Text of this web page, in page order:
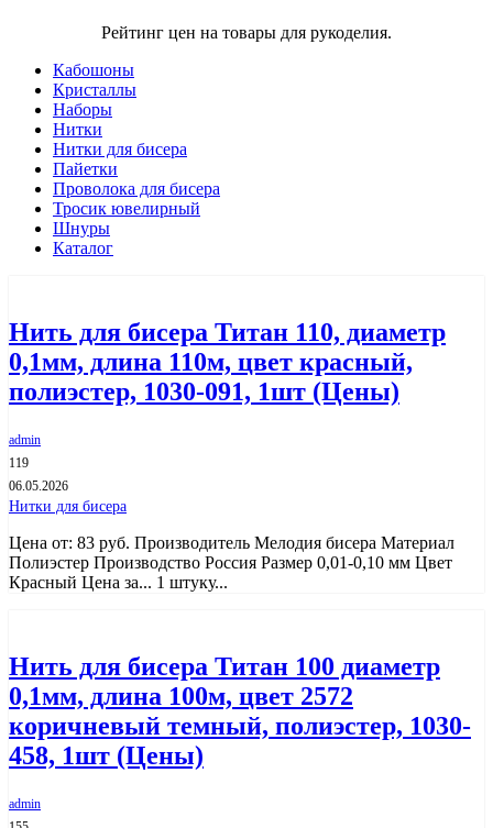
Рейтинг цен на товары для рукоделия.
Кабошоны
Кристаллы
Наборы
Нитки
Нитки для бисера
Пайетки
Проволока для бисера
Тросик ювелирный
Шнуры
Каталог
Нить для бисера Титан 110, диаметр
0,1мм, длина 110м, цвет красный,
полиэстер, 1030-091, 1шт (Цены)
admin
119
06.05.2026
Нитки для бисера
Цена от: 83 руб. Производитель Мелодия бисера Материал
Полиэстер Производство Россия Размер 0,01-0,10 мм Цвет
Красный Цена за... 1 штуку...
Нить для бисера Титан 100 диаметр
0,1мм, длина 100м, цвет 2572
коричневый темный, полиэстер, 1030-
458, 1шт (Цены)
admin